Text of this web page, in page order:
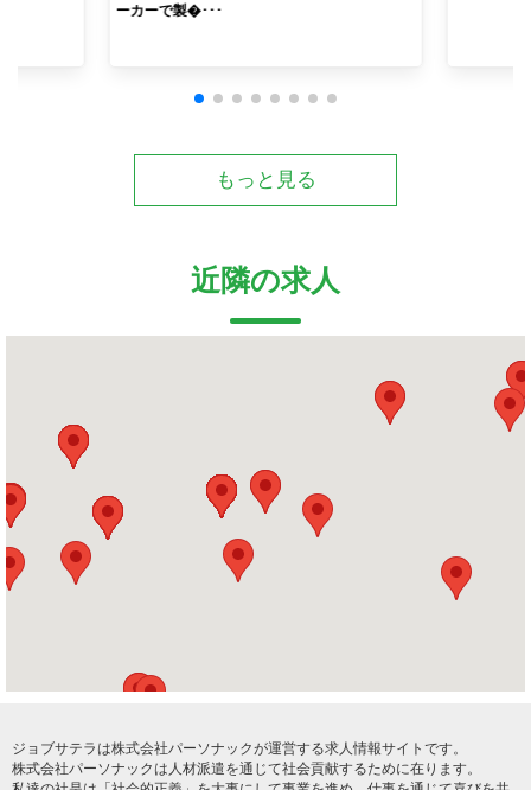
ーカーで製�･･･
もっと見る
近隣の求人
ジョブサテラは株式会社パーソナックが運営する求人情報サイトです。
株式会社パーソナックは人材派遣を通じて社会貢献するために在ります。